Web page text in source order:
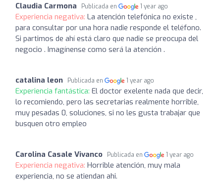
Claudia Carmona Publicada en 1 year ago
Experiencia negativa: La atención telefónica no existe ,
para consultar por una hora nadie responde el teléfono.
Si partimos de ahí está claro que nadie se preocupa del
negocio . Imagínense como será la atención .
catalina leon Publicada en 1 year ago
Experiencia fantástica: El doctor exelente nada que decir,
lo recomiendo, pero las secretarias realmente horrible,
muy pesadas 0, soluciones, si no les gusta trabajar que
busquen otro empleo
Carolina Casale Vivanco Publicada en 1 year ago
Experiencia negativa: Horrible atención, muy mala
experiencia, no se atiendan ahi.